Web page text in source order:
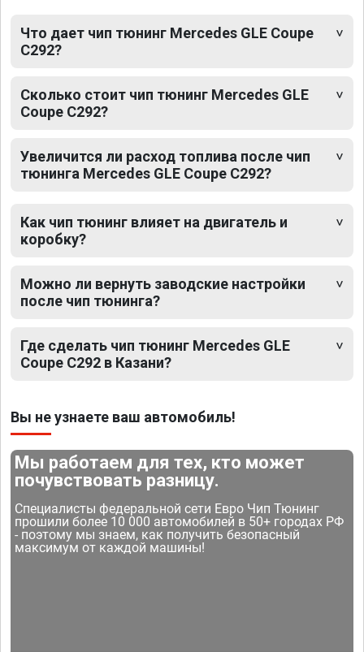
Что дает чип тюнинг Mercedes GLE Coupe
C292?
Сколько стоит чип тюнинг Mercedes GLE
Coupe C292?
Увеличится ли расход топлива после чип
тюнинга Mercedes GLE Coupe C292?
Как чип тюнинг влияет на двигатель и
коробку?
Можно ли вернуть заводские настройки
после чип тюнинга?
Где сделать чип тюнинг Mercedes GLE
Coupe C292 в Казани?
Вы не узнаете ваш автомобиль!
Мы работаем для тех, кто может
почувствовать разницу.
Специалисты федеральной сети Евро Чип Тюнинг
прошили более 10 000 автомобилей в 50+ городах РФ
- поэтому мы знаем, как получить безопасный
максимум от каждой машины!